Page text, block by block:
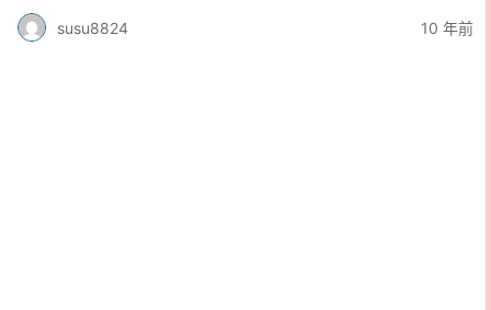
susu8824 10 年前